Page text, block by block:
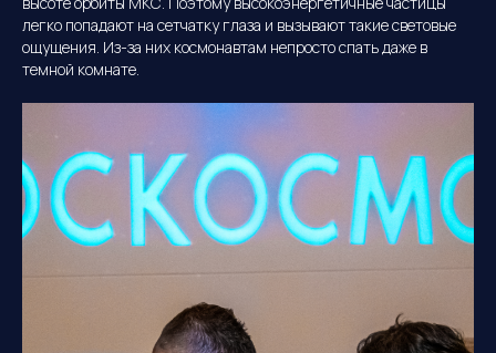
легко попадают на сетчатку глаза и вызывают такие световые
ощущения. Из-за них космонавтам непросто спать даже в
темной комнате.
Организатор сборных, индивидуальных
Байконур. Популяризация космического
туризма для туристов со всех стран
Мира
ул. Мосфильмовская дом
kosmodrom@sktur.ru
Мы работаем ежедневно
с 10.00 до 21.00
Отзывы
Поиск по сайту